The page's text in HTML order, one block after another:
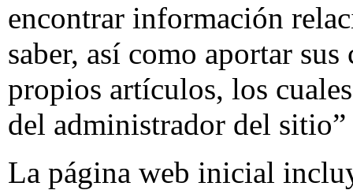
encontrar información
saber, así como aportar
propios artículos, los
del administrador del sitio”
La página web inicial